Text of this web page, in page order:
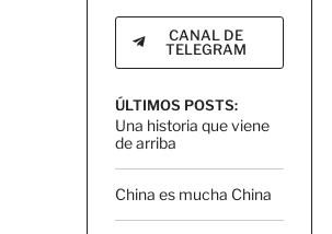
CANAL DE
TELEGRAM
ÚLTIMOS POSTS:
Una historia que viene
de arriba
China es mucha China